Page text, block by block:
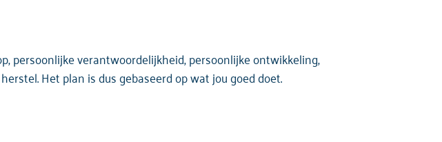
persoonlijke verantwoordelijkheid, persoonlijke ontwikkeling,
Het plan is dus gebaseerd op wat jou goed doet.